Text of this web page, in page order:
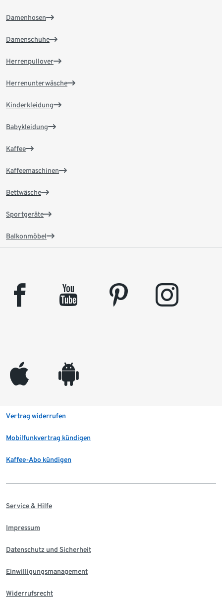
Damenhosen
Damenschuhe
Herrenpullover
Herrenunterwäsche
Kinderkleidung
Babykleidung
Kaffee
Kaffeemaschinen
Bettwäsche
Sportgeräte
Balkonmöbel
facebook youtube pinterest instagram
appleinc android
Vertrag widerrufen
Mobilfunkvertrag kündigen
Kaffee-Abo kündigen
Service & Hilfe
Impressum
Datenschutz und Sicherheit
Einwilligungsmanagement
Widerrufsrecht